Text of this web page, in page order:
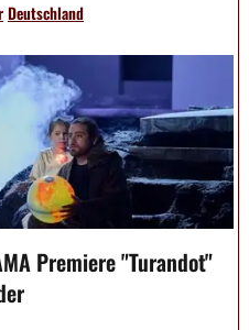
Deutschland
Premiere "Turandot"